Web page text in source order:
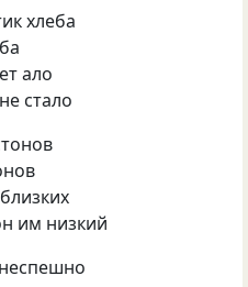
хлеба
ало
стало
им низкий